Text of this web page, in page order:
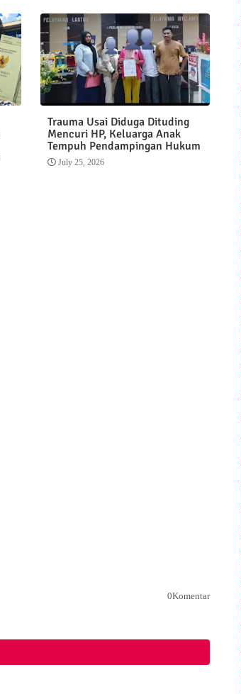
Trauma Usai Diduga Dituding
Mencuri HP, Keluarga Anak
Tempuh Pendampingan Hukum
July 25, 2026
0Komentar